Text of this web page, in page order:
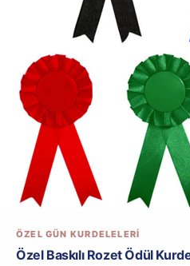
ÖZEL GÜN KURDELELERI
Özel Baskılı Rozet Ödül